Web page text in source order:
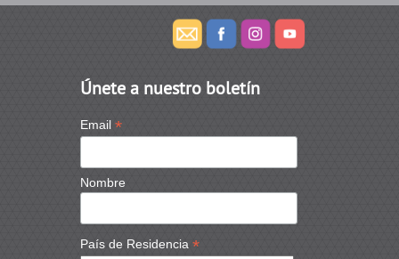
Únete a nuestro boletín
Email*
Nombre
País de Residencia*